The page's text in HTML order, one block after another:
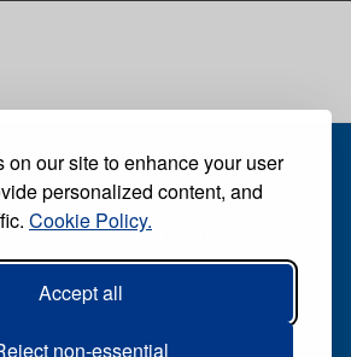
on our site to enhance your user
personalized content, and
Cookie Policy.
Accept all
non-essential
digital semanal gratuito